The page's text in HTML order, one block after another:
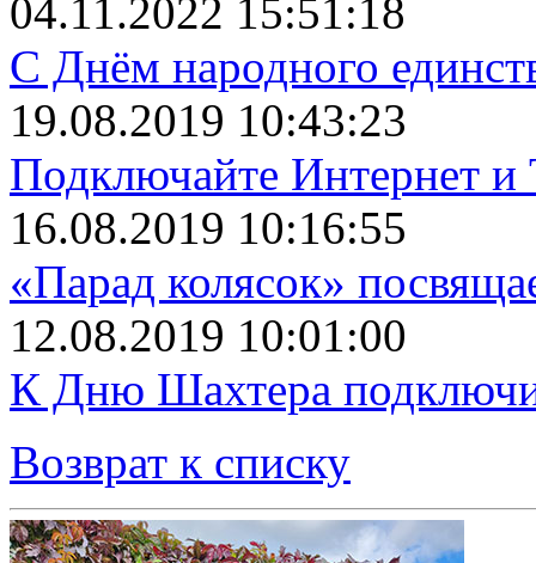
04.11.2022 15:51:18
С Днём народного
19.08.2019 10:43:23
Подключайте Интернет и
16.08.2019 10:16:55
«Парад колясок»
12.08.2019 10:01:00
К Дню Шахтера
Возврат к списку